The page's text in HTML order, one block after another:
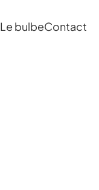
Le bulbeContact